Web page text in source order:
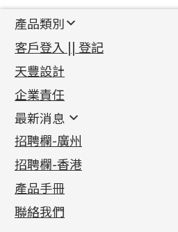
產品類別
新產品
足金系列
足金配件
機織鏈系列
珠仔鏈
镶口链
管狀網鏈
十字車花鏈系列
十字閃O鏈系列
十字錘打鏈系列
側身車花鏈系列
側身鏈系列
首飾配件
耳環類配件
卷迫系列
螺絲迫系列
梅花迫系列
平臺迫系列
綫拍系列
美拍系列
鏈類配件
動感車花吊墜
調節珠系列
生圈扣系列
龍蝦扣系列
鴨俐制系列
其他類配件
珠盤系列
袖口鈕系列
焊片及鐳射綫
空心車花管
珠類配件
無孔光身珠
空心光身珠
無孔批花珠
鑲口類
四爪頭系列
六爪頭系列
車花片
動感車花片
鑲口戒指
鑲口手鏈系列
首飾系列
手镯系列
戒指系列
空心耳環
空心车花管首饰链
空心手鐲系列
貴金屬原料
千足金
記憶金屬系列
記憶戒指
拉簧珠珠手鏈
記憶鈦手鐲
客戶登入 || 登記
天豐設計
企業責任
最新消息
最新消息
各項證書(2)
相片集(9)
展覽會資訊
最新產品資訊
招聘欄-廣州
招聘欄-香港
產品手冊
聯絡我們